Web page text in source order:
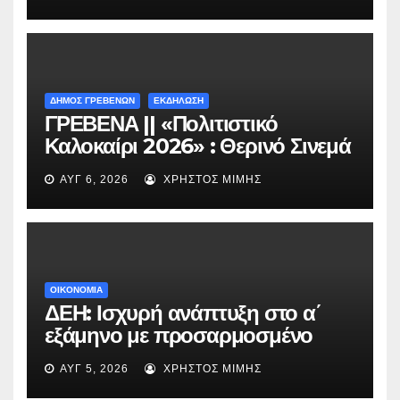
ΔΗΜΟΣ ΓΡΕΒΕΝΩΝ ΕΚΔΗΛΩΣΗ
ΓΡΕΒΕΝΑ || «Πολιτιστικό
Καλοκαίρι 2026» : Θερινό Σινεμά
με την βραβευμένη ταινία
«Μικρές Ανάσες».
ΑΥΓ 6, 2026 ΧΡΉΣΤΟΣ ΜΊΜΗΣ
ΟΙΚΟΝΟΜΙΑ
ΔΕΗ: Ισχυρή ανάπτυξη στο α΄
εξάμηνο με προσαρμοσμένο
EBITDA στα €1,2 δισ.
ΑΥΓ 5, 2026 ΧΡΉΣΤΟΣ ΜΊΜΗΣ